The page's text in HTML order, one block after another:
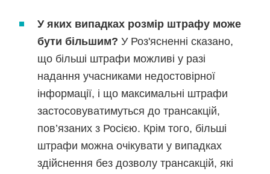
У яких випадках розмір штрафу може
бути більшим? У Роз'ясненні сказано,
що більші штрафи можливі у разі
надання учасниками недостовірної
інформації, і що максимальні штрафи
застосовуватимуться до трансакцій,
пов’язаних з Росією. Крім того, більші
штрафи можна очікувати у випадках
здійснення без дозволу трансакцій, які